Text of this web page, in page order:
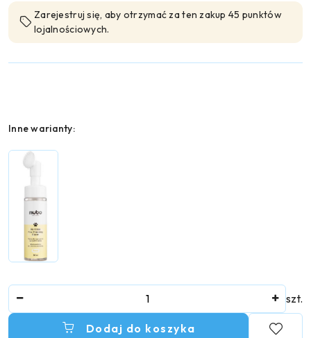
Zarejestruj się, aby otrzymać za ten zakup 45 punktów
lojalnościowych.
Wariant
Inne warianty:
szt.
Dodaj do koszyka